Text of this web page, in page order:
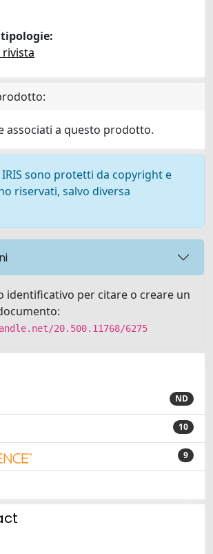
rivista
associati a questo prodotto.
sono protetti da copyright e
riservati, salvo diversa
identificativo per citare o creare un
20.500.11768/6275
ND
10
9